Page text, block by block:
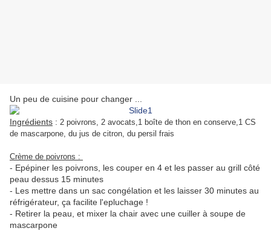
Un peu de cuisine pour changer ...
Ingrédients : 2 poivrons, 2 avocats,1 boîte de thon en conserve,1 CS
de mascarpone, du jus de citron, du persil frais
Crème de poivrons :
- Epépiner les poivrons, les couper en 4 et les passer au grill côté
peau dessus 15 minutes
- Les mettre dans un sac congélation et les laisser 30 minutes au
réfrigérateur, ça facilite l'epluchage !
- Retirer la peau, et mixer la chair avec une cuiller à soupe de
mascarpone